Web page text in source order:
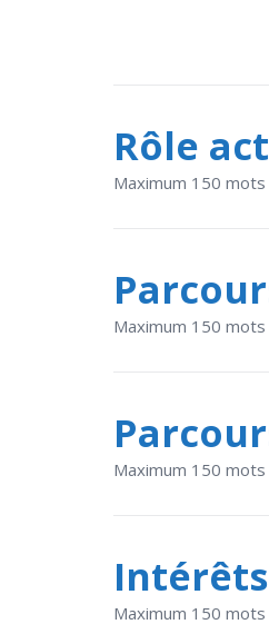
Rôle
Maximum 150 mots
Maximum 150 mots
Maximum 150 mots
Maximum 150 mots